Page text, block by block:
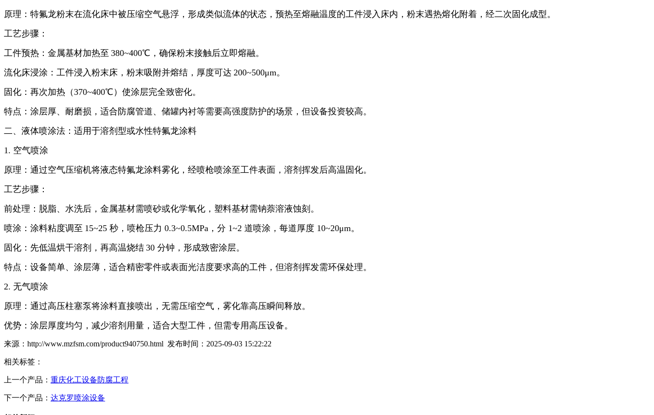
原理：特氟龙粉末在流化床中被压缩空气悬浮，形成类似流体的状态，预热至熔融温度的工件浸入床内，粉末遇热熔化附着，经二次固化成型。
工艺步骤：
工件预热：金属基材加热至 380~400℃，确保粉末接触后立即熔融。
流化床浸涂：工件浸入粉末床，粉末吸附并熔结，厚度可达 200~500μm。
固化：再次加热（370~400℃）使涂层完全致密化。
特点：涂层厚、耐磨损，适合防腐管道、储罐内衬等需要高强度防护的场景，但设备投资较高。
二、液体喷涂法：适用于溶剂型或水性特氟龙涂料
1. 空气喷涂
原理：通过空气压缩机将液态特氟龙涂料雾化，经喷枪喷涂至工件表面，溶剂挥发后高温固化。
工艺步骤：
前处理：脱脂、水洗后，金属基材需喷砂或化学氧化，塑料基材需钠萘溶液蚀刻。
喷涂：涂料粘度调至 15~25 秒，喷枪压力 0.3~0.5MPa ，分 1~2 道喷涂，每道厚度 10~20μm。
固化：先低温烘干溶剂，再高温烧结 30 分钟，形成致密涂层。
特点：设备简单、涂层薄，适合精密零件或表面光洁度要求高的工件，但溶剂挥发需环保处理。
2. 无气喷涂
原理：通过高压柱塞泵将涂料直接喷出，无需压缩空气，雾化靠高压瞬间释放。
优势：涂层厚度均匀，减少溶剂用量，适合大型工件，但需专用高压设备。
来源：http://www.mzfsm.com/product940750.html 发布时间：2025-09-03 15:22:22
相关标签：
上一个产品： 重庆化工设备防腐工程
下一个产品： 达克罗喷涂设备